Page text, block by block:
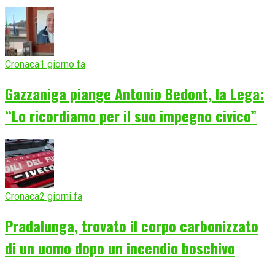
Cronaca1 giorno fa
Gazzaniga piange Antonio Bedont, la Lega:
“Lo ricordiamo per il suo impegno civico”
Cronaca2 giorni fa
Pradalunga, trovato il corpo carbonizzato
di un uomo dopo un incendio boschivo